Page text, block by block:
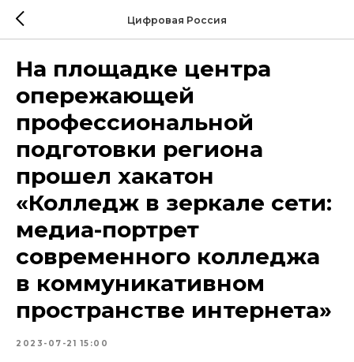
Цифровая Россия
На площадке центра
опережающей
профессиональной
подготовки региона
прошел хакатон
«Колледж в зеркале сети:
медиа-портрет
современного колледжа
в коммуникативном
пространстве интернета»
2023-07-21 15:00